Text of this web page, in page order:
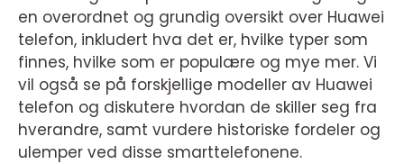
en overordnet og grundig oversikt over Huawei
telefon, inkludert hva det er, hvilke typer som
finnes, hvilke som er populære og mye mer. Vi
vil også se på forskjellige modeller av Huawei
telefon og diskutere hvordan de skiller seg fra
hverandre, samt vurdere historiske fordeler og
ulemper ved disse smarttelefonene.